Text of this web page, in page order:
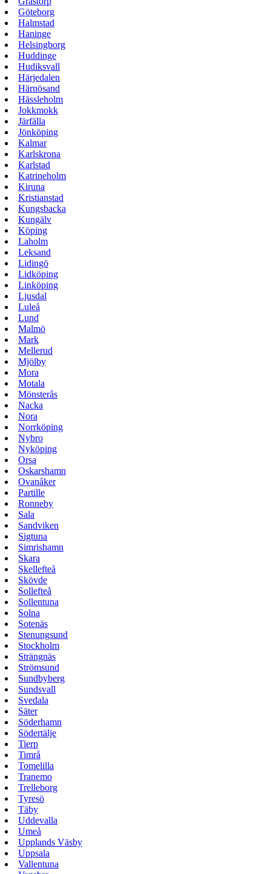
Göteborg
Halmstad
Haninge
Helsingborg
Huddinge
Hudiksvall
Härjedalen
Härnösand
Hässleholm
Jokkmokk
Järfälla
Jönköping
Kalmar
Karlskrona
Karlstad
Katrineholm
Kiruna
Kristianstad
Kungsbacka
Kungälv
Köping
Laholm
Leksand
Lidingö
Lidköping
Linköping
Ljusdal
Luleå
Lund
Malmö
Mark
Mellerud
Mjölby
Mora
Motala
Mönsterås
Nacka
Nora
Norrköping
Nybro
Nyköping
Orsa
Oskarshamn
Ovanåker
Partille
Ronneby
Sala
Sandviken
Sigtuna
Simrishamn
Skara
Skellefteå
Skövde
Sollefteå
Sollentuna
Solna
Sotenäs
Stenungsund
Stockholm
Strängnäs
Strömsund
Sundbyberg
Sundsvall
Svedala
Säter
Söderhamn
Södertälje
Tierp
Timrå
Tomelilla
Tranemo
Trelleborg
Tyresö
Täby
Uddevalla
Umeå
Upplands Väsby
Uppsala
Vallentuna